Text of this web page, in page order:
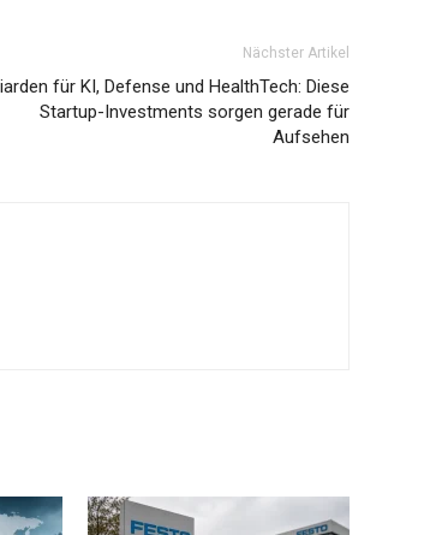
Nächster Artikel
für KI, Defense und HealthTech: Diese
Startup-Investments sorgen gerade für
Aufsehen